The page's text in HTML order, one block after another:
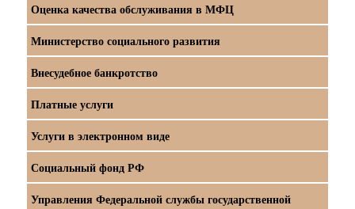
Оценка качества обслуживания в МФЦ
Министерство социального развития
Внесудебное банкротство
Платные услуги
Услуги в электронном виде
Социальный фонд РФ
Управления Федеральной службы государственной